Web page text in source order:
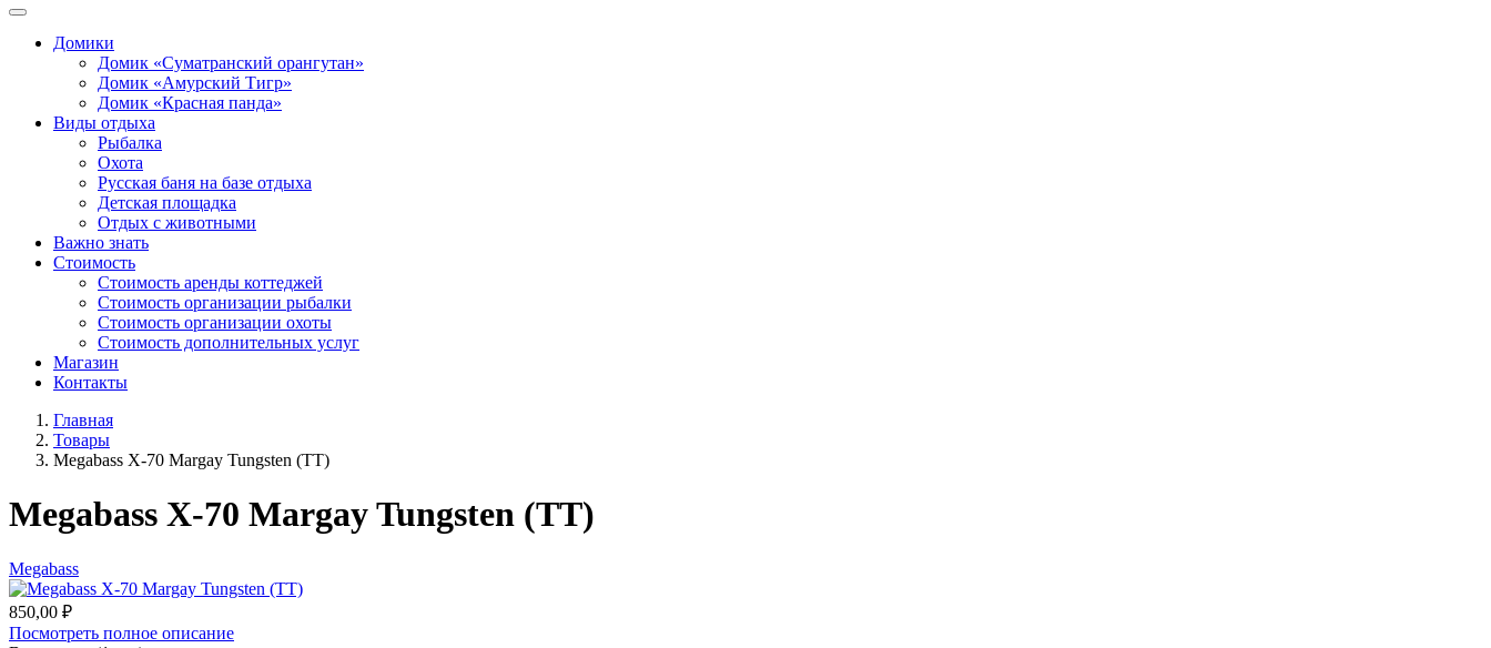
Домики
Домик «Суматранский орангутан»
Домик «Амурский Тигр»
Домик «Красная панда»
Виды отдыха
Рыбалка
Охота
Русская баня на базе отдыха
Детская площадка
Отдых с животными
Важно знать
Стоимость
Стоимость аренды коттеджей
Стоимость организации рыбалки
Стоимость организации охоты
Стоимость дополнительных услуг
Магазин
Контакты
Главная
Товары
Megabass X-70 Margay Tungsten (TT)
Megabass X-70 Margay Tungsten (TT)
Megabass
850,00 ₽
Посмотреть полное описание